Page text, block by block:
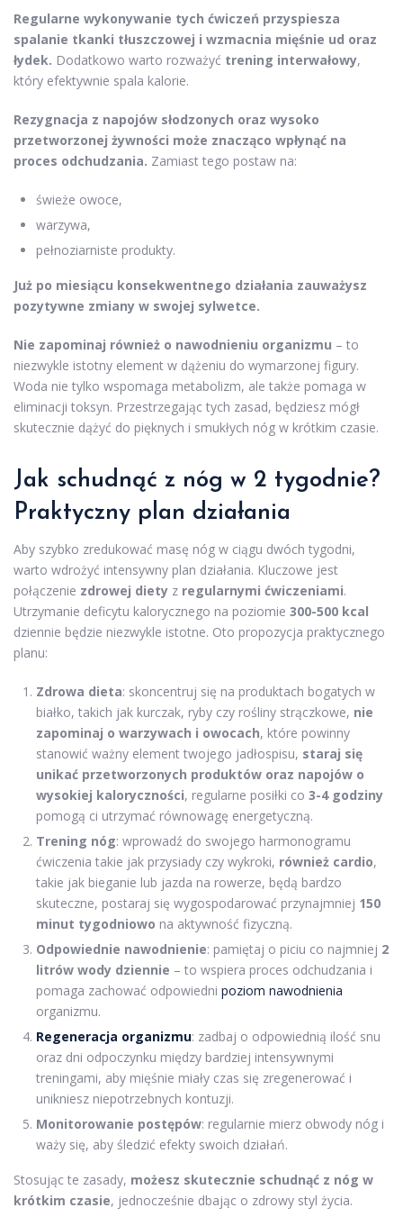
Regularne wykonywanie tych ćwiczeń przyspiesza
spalanie tkanki tłuszczowej i wzmacnia mięśnie ud oraz
łydek. Dodatkowo warto rozważyć trening interwałowy,
który efektywnie spala kalorie.
Rezygnacja z napojów słodzonych oraz wysoko
przetworzonej żywności może znacząco wpłynąć na
proces odchudzania. Zamiast tego postaw na:
świeże owoce,
warzywa,
pełnoziarniste produkty.
Już po miesiącu konsekwentnego działania zauważysz
pozytywne zmiany w swojej sylwetce.
Nie zapominaj również o nawodnieniu organizmu – to
niezwykle istotny element w dążeniu do wymarzonej figury.
Woda nie tylko wspomaga metabolizm, ale także pomaga w
eliminacji toksyn. Przestrzegając tych zasad, będziesz mógł
skutecznie dążyć do pięknych i smukłych nóg w krótkim czasie.
Jak schudnąć z nóg w 2 tygodnie?
Praktyczny plan działania
Aby szybko zredukować masę nóg w ciągu dwóch tygodni,
warto wdrożyć intensywny plan działania. Kluczowe jest
połączenie zdrowej diety z regularnymi ćwiczeniami.
Utrzymanie deficytu kalorycznego na poziomie 300-500 kcal
dziennie będzie niezwykle istotne. Oto propozycja praktycznego
planu:
Zdrowa dieta: skoncentruj się na produktach bogatych w
białko, takich jak kurczak, ryby czy rośliny strączkowe, nie
zapominaj o warzywach i owocach, które powinny
stanowić ważny element twojego jadłospisu, staraj się
unikać przetworzonych produktów oraz napojów o
wysokiej kaloryczności, regularne posiłki co 3-4 godziny
pomogą ci utrzymać równowagę energetyczną.
Trening nóg: wprowadź do swojego harmonogramu
ćwiczenia takie jak przysiady czy wykroki, również cardio,
takie jak bieganie lub jazda na rowerze, będą bardzo
skuteczne, postaraj się wygospodarować przynajmniej 150
minut tygodniowo na aktywność fizyczną.
Odpowiednie nawodnienie: pamiętaj o piciu co najmniej 2
litrów wody dziennie – to wspiera proces odchudzania i
pomaga zachować odpowiedni poziom nawodnienia
organizmu.
Regeneracja organizmu: zadbaj o odpowiednią ilość snu
oraz dni odpoczynku między bardziej intensywnymi
treningami, aby mięśnie miały czas się zregenerować i
unikniesz niepotrzebnych kontuzji.
Monitorowanie postępów: regularnie mierz obwody nóg i
waży się, aby śledzić efekty swoich działań.
Stosując te zasady, możesz skutecznie schudnąć z nóg w
krótkim czasie, jednocześnie dbając o zdrowy styl życia.